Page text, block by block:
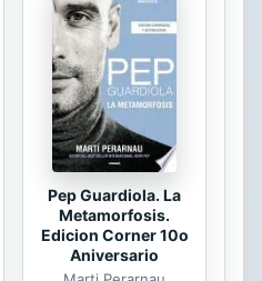
al igual que las técnicas
en la
para que cada pieza
sea única, por la
de lo estético
Pep Guardiola. La
Metamorfosis.
Edicion Corner 10o
Aniversario